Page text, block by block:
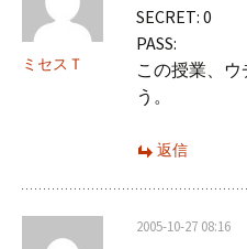
ミセスＴ
SECRET: 0
PASS:
この授業、
う。
返信
2005-10-27 08:16